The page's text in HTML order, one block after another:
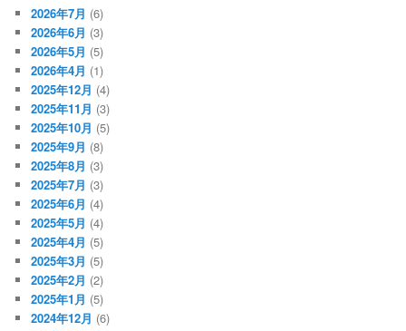
2026年7月 (6)
2026年6月 (3)
2026年5月 (5)
2026年4月 (1)
2025年12月 (4)
2025年11月 (3)
2025年10月 (5)
2025年9月 (8)
2025年8月 (3)
2025年7月 (3)
2025年6月 (4)
2025年5月 (4)
2025年4月 (5)
2025年3月 (5)
2025年2月 (2)
2025年1月 (5)
2024年12月 (6)